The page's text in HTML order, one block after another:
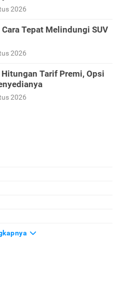
2026
Tepat Melindungi SUV
2026
Tarif Premi, Opsi
2026